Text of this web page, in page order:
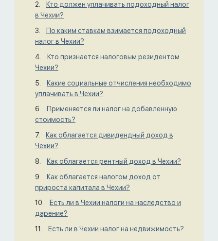
Кто должен уплачивать подоходный налог
в Чехии?
По каким ставкам взимается подоходный
налог в Чехии?
Кто признается налоговым резидентом
Чехии?
Какие социальные отчисления необходимо
уплачивать в Чехии?
Применяется ли налог на добавленную
стоимость?
Как облагается дивидендный доход в
Чехии?
Как облагается рентный доход в Чехии?
Как облагается налогом доход от
прироста капитала в Чехии?
Есть ли в Чехии налоги на наследство и
дарение?
Есть ли в Чехии налог на недвижимость?